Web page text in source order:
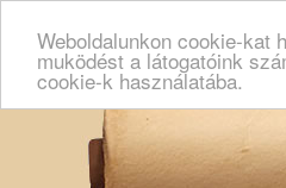
Weboldalunkon cookie-kat
muködést a látogatóink
cookie-k használatába.